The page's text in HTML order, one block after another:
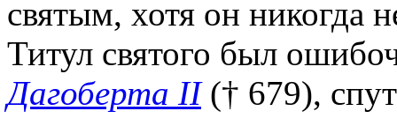
святым, хотя он никогда
Титул святого был
Дагоберта II(† 679),